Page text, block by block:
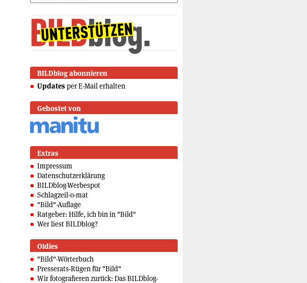
BILDblog abonnieren
Updates per E-Mail erhalten
Gehostet von
Extras
Impressum
Datenschutzerklärung
BILDblog-Werbespot
Schlagzeil-o-mat
"Bild"-Auflage
Ratgeber: Hilfe, ich bin in "Bild"
Wer liest BILDblog?
Oldies
"Bild"-Wörterbuch
Presserats-Rügen für "Bild"
Wir fotografieren zurück: Das BILDblog-